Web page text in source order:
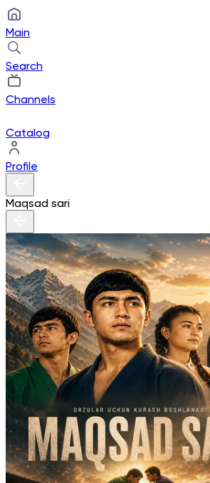
Main
Search
Channels
Catalog
Profile
Maqsad sari